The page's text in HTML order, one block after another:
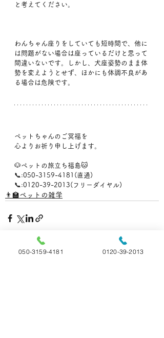
と考えてください。
わんちゃん座りをしていても短時間で、他に
は問題がない場合は座っているだけと思って
間違いないです。しかし、犬座姿勢のまま体
勢を変えようとせず、ほかにも体調不良があ
る場合は危険です。
ペットちゃんのご冥福を
心よりお祈り申し上げます。
🐶ペットの旅立ち福島🐱
📞:050-3159-4181(直通)
📞:0120-39-2013(フリーダイヤル)
👨‍🏫ペットの雑学
最新記事 すべて表示
050-3159-4181 0120-39-2013